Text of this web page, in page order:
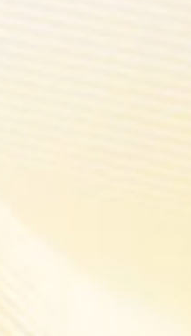
ce à
drag.C'est plus
2, est là pour